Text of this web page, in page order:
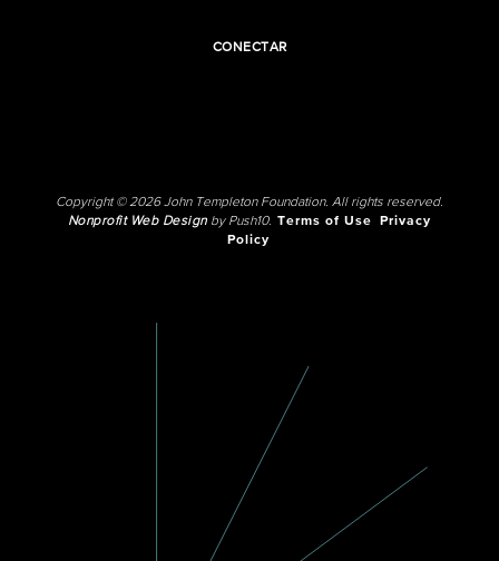
CONECTAR
Copyright © 2026 John Templeton Foundation. All rights reserved.
Nonprofit Web Designby Push10. Terms of Use
Privacy
Policy